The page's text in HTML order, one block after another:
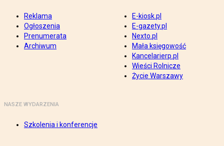
Reklama
Ogłoszenia
Prenumerata
Archiwum
E-kiosk.pl
E-gazety.pl
Nexto.pl
Mała księgowość
Kancelarierp.pl
Wieści Rolnicze
Życie Warszawy
NASZE WYDARZENIA
Szkolenia i konferencje